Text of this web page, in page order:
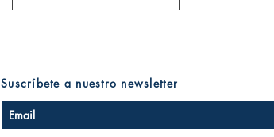
Suscríbete a nuestro newsletter